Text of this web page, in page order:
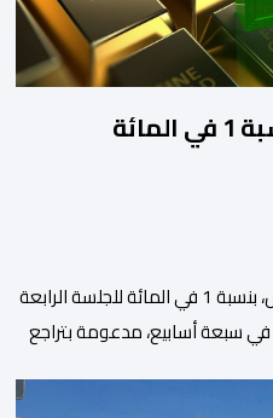
ارتفعت أسعار الذهب، اليوم الخميس، بنسبة 1 في المائة للجلسة الرابعة
في سبعة أسابيع، مدعومة بتراجع